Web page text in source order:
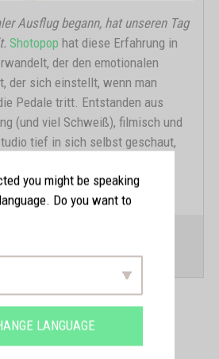
Ausflug begann, hat unseren Tag
Shotopop hat diese Erfahrung in
der den emotionalen
der sich einstellt, wenn man
Pedale tritt. Entstanden aus
(und viel Schweiß), filmisch und
tief in sich selbst geschaut,
dessen zu vermitteln, was
Alltag bewirken kann.
you might be speaking
Do you want to
LANGUAGE